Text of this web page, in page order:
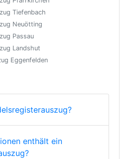
Tiefenbach
Neuötting
Passau
Landshut
Eggenfelden
enthält ein